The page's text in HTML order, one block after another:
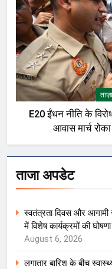
E20 ईंधन नीति के
आवास मार्च
ताजा अपडेट
स्वतंत्रता दिवस और
में विशेष कार्यक्रमों की घोषणा
August 6, 2026
लगातार बारिश के बीच